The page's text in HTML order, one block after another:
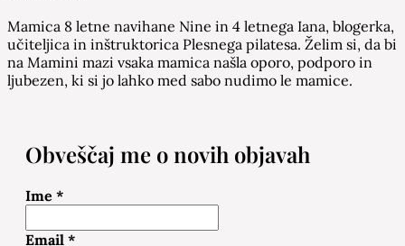
Mamica 8 letne navihane Nine in 4 letnega Iana, blogerka,
učiteljica in inštruktorica Plesnega pilatesa. Želim si, da bi
na Mamini mazi vsaka mamica našla oporo, podporo in
ljubezen, ki si jo lahko med sabo nudimo le mamice.
Obveščaj me o novih objavah
Ime *
Email *